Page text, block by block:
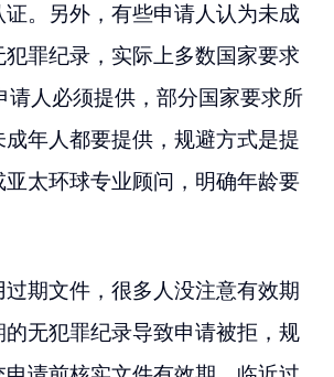
。另外，有些申请人认为未成
罪纪录，实际上多数国家要求
请人必须提供，部分国家要求所
年人都要提供，规避方式是提
太环球专业顾问，明确年龄要
期文件，很多人没注意有效期
无犯罪纪录导致申请被拒，规